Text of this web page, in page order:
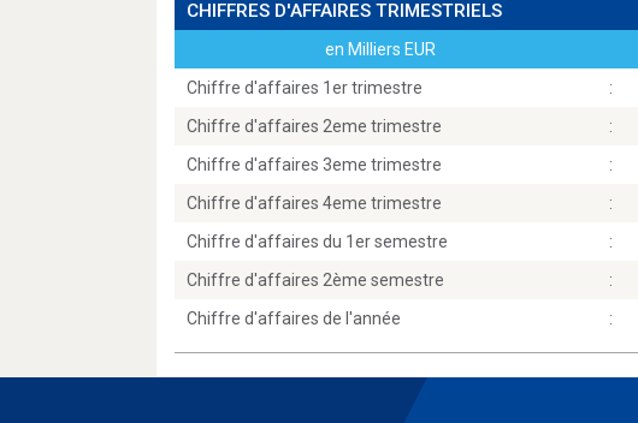
CHIFFRES D'AFFAIRES TRIMESTRIELS
en Milliers EUR
Chiffre d'affaires 1er trimestre
:
Chiffre d'affaires 2eme trimestre
:
Chiffre d'affaires 3eme trimestre
:
Chiffre d'affaires 4eme trimestre
:
Chiffre d'affaires du 1er semestre
:
Chiffre d'affaires 2ème semestre
:
Chiffre d'affaires de l'année
: